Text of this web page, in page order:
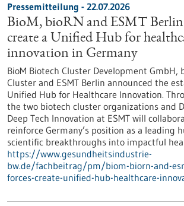
Pressemitteilung - 22.07.2026
BioM, bioRN and ESMT
create a Unified Hub for
innovation in Germany
BioM Biotech Cluster Development GmbH,
Cluster and ESMT Berlin announced the
Unified Hub for Healthcare Innovation.
the two biotech cluster organizations and
Deep Tech Innovation at ESMT will
reinforce Germany’s position as a leading
scientific breakthroughs into impactful
https://www.gesundheitsindustrie-
bw.de/fachbeitrag/pm/biom-biorn-and-
forces-create-unified-hub-healthcare-